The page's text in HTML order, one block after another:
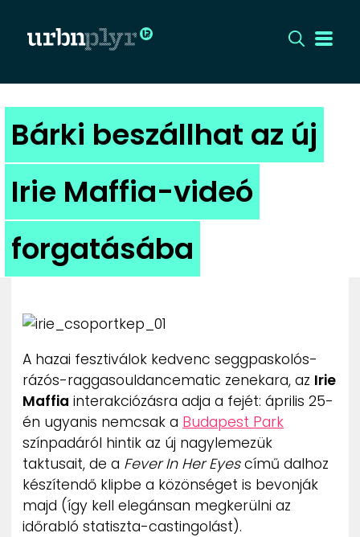
CÍMLAP
DIZÁJN
DIVAT
HIP
UTCA
ZENE
MÉDIAAJÁNLAT
IMPRESSZUM
PR-ARCHÍVUM
ADATKEZELÉSI TÁJÉKOZTATÓ
Bárki beszállhat az új
Irie Maffia-videó
forgatásába
A hazai fesztiválok kedvenc seggpaskolós-
rázós-raggasouldancematic zenekara, az Irie
Maffia interakciózásra adja a fejét: április 25-
én ugyanis nemcsak a Budapest Park
színpadáról hintik az új nagylemezük
taktusait, de a Fever In Her Eyescímű dalhoz
készítendő klipbe a közönséget is bevonják
majd (így kell elegánsan megkerülni az
időrabló statiszta-castingolást).